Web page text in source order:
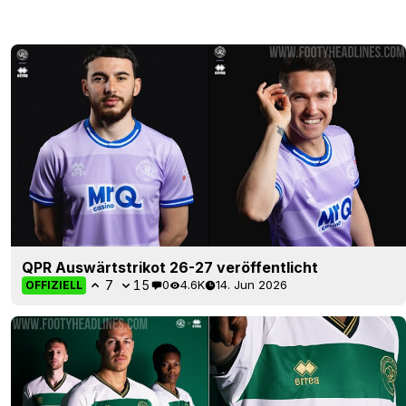
QPR Auswärtstrikot 26-27 veröffentlicht
OFFIZIELL 7 15 0 4.6K 14. Jun 2026